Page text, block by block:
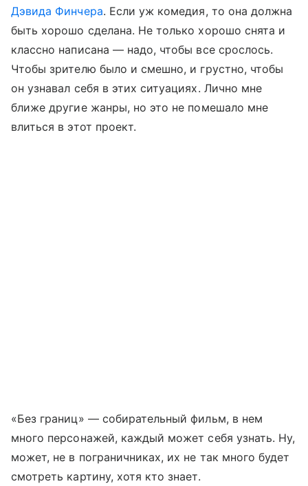
Дэвида Финчера. Если уж комедия, то она должна
быть хорошо сделана. Не только хорошо снята и
классно написана — надо, чтобы все срослось.
Чтобы зрителю было и смешно, и грустно, чтобы
он узнавал себя в этих ситуациях. Лично мне
ближе другие жанры, но это не помешало мне
влиться в этот проект.
«Без границ» — собирательный фильм, в нем
много персонажей, каждый может себя узнать. Ну,
может, не в пограничниках, их не так много будет
смотреть картину, хотя кто знает.